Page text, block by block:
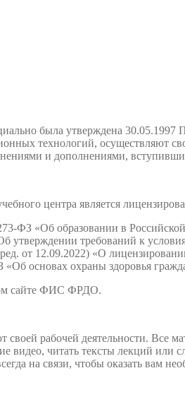
была утверждена
технологий, осуществляют
и дополнениями,
центра является
ФЗ «Об образовании в
требований к
от 12.09.2022) «О
основах охраны здоровья
сайте ФИС ФРДО.
своей рабочей деятельности.
видео, читать тексты лекций
на связи, чтобы оказать вам